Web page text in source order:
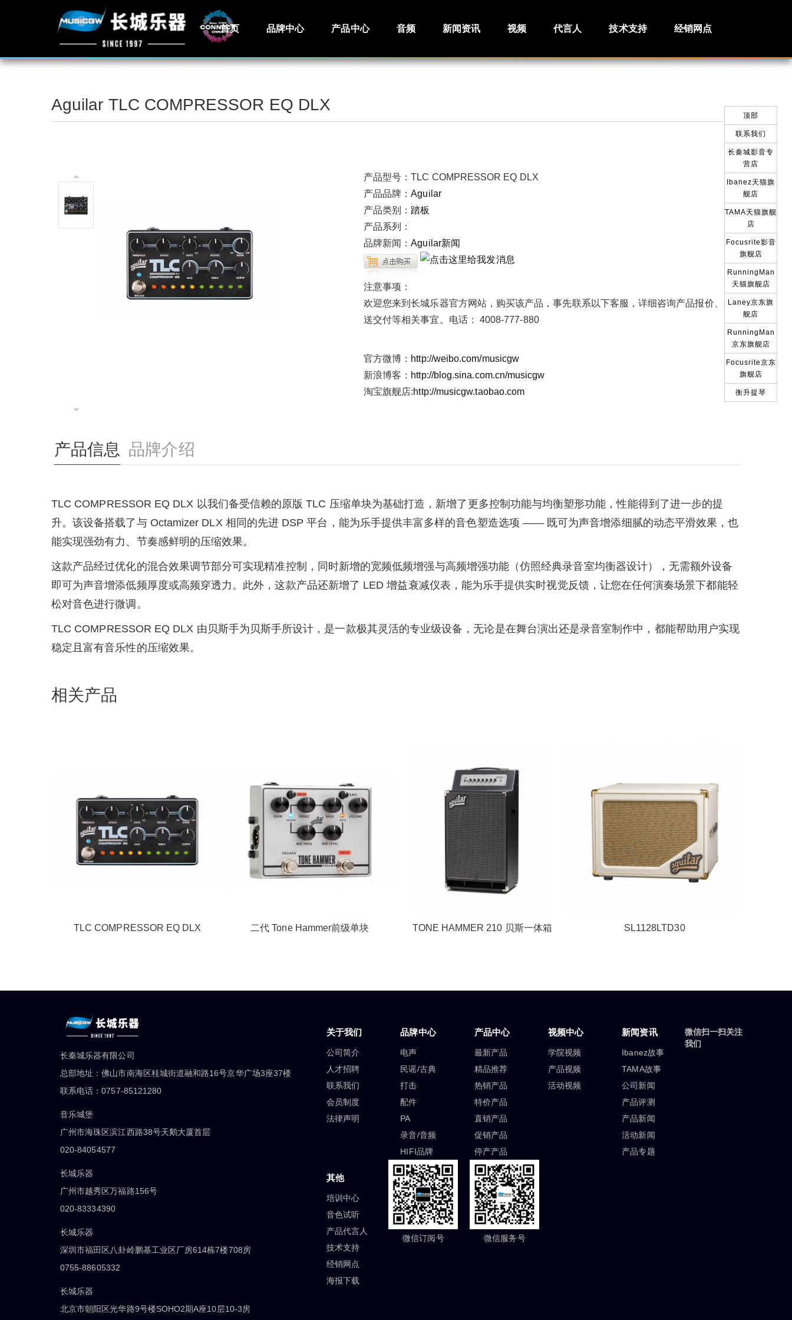
首页 品牌中心 产品中心 音频 新闻资讯 视频 代言人 技术支持 经销网点
Aguilar TLC COMPRESSOR EQ DLX
产品型号：TLC COMPRESSOR EQ DLX
产品品牌：Aguilar
产品类别： 踏板
产品系列：
品牌新闻：Aguilar新闻
注意事项：
欢迎您来到长城乐器官方网站，购买该产品，事先联系以下客服，详细咨询产品报价、运
送交付等相关事宜。电话： 4008-777-880
官方微博： http://weibo.com/musicgw
新浪博客： http://blog.sina.com.cn/musicgw
淘宝旗舰店:http://musicgw.taobao.com
产品信息 品牌介绍
TLC COMPRESSOR EQ DLX 以我们备受信赖的原版 TLC 压缩单块为基础打造，新增了更多控制功能与均衡塑形功能，性能得到了进一步的提
升。该设备搭载了与 Octamizer DLX 相同的先进 DSP 平台，能为乐手提供丰富多样的音色塑造选项 —— 既可为声音增添细腻的动态平滑效果，也
能实现强劲有力、节奏感鲜明的压缩效果。
这款产品经过优化的混合效果调节部分可实现精准控制，同时新增的宽频低频增强与高频增强功能（仿照经典录音室均衡器设计），无需额外设备
即可为声音增添低频厚度或高频穿透力。此外，这款产品还新增了 LED 增益衰减仪表，能为乐手提供实时视觉反馈，让您在任何演奏场景下都能轻
松对音色进行微调。
TLC COMPRESSOR EQ DLX 由贝斯手为贝斯手所设计，是一款极其灵活的专业级设备，无论是在舞台演出还是录音室制作中，都能帮助用户实现
稳定且富有音乐性的压缩效果。
相关产品
TLC COMPRESSOR EQ DLX 二代 Tone Hammer前级单块 TONE HAMMER 210 贝斯一体箱 SL1128LTD30
长秦城乐器有限公司
总部地址：佛山市南海区桂城街道融和路16号京华广场3座37楼
联系电话：0757-85121280
音乐城堡
广州市海珠区滨江西路38号天鹅大厦首层
020-84054577
长城乐器
广州市越秀区万福路156号
020-83334390
长城乐器
深圳市福田区八卦岭鹏基工业区厂房614栋7楼708房
0755-88605332
长城乐器
北京市朝阳区光华路9号楼SOHO2期A座10层10-3房
关于我们
公司简介
人才招聘
联系我们
会员制度
法律声明
品牌中心
电声
民谣/古典
打击
配件
PA
录音/音频
HIFI品牌
产品中心
最新产品
精品推荐
热销产品
特价产品
直销产品
促销产品
停产产品
视频中心
学院视频
产品视频
活动视频
新闻资讯
Ibanez故事
TAMA故事
公司新闻
产品评测
产品新闻
活动新闻
产品专题
其他
培训中心
音色试听
产品代言人
技术支持
经销网点
海报下载
微信扫一扫关注
我们
微信订阅号 微信服务号
顶部
联系我们
长秦城影音专
营店
Ibanez天猫旗
舰店
TAMA天猫旗舰
店
Focusrite影音
旗舰店
RunningMan
天猫旗舰店
Laney京东旗
舰店
RunningMan
京东旗舰店
Focusrite京东
旗舰店
衡升提琴